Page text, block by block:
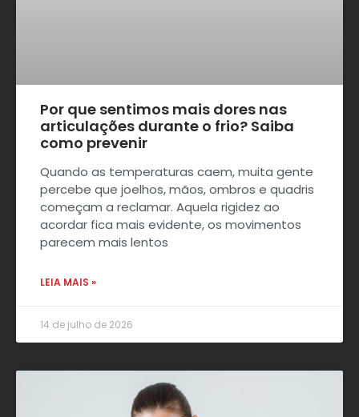
Por que sentimos mais dores nas
articulações durante o frio? Saiba
como prevenir
Quando as temperaturas caem, muita gente
percebe que joelhos, mãos, ombros e quadris
começam a reclamar. Aquela rigidez ao
acordar fica mais evidente, os movimentos
parecem mais lentos
LEIA MAIS »
14 de julho de 2026